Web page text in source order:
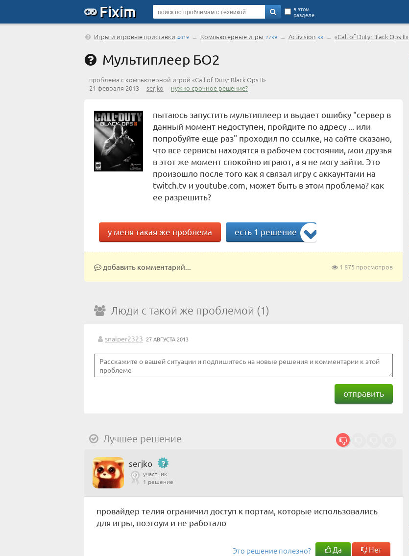
Fixim в этом
разделе
Игры и игровые приставки 4019 → Компьютерные игры 2739 → Activision 38 → «Call of Duty: Black Ops II»
Мультиплеер БО2
проблема с компьютерной игрой «Call of Duty: Black Ops II»
21 февраля 2013 serjko нужно срочное решение?
пытаюсь запустить мультиплеер и выдает ошибку "сервер в
данный момент недоступен, пройдите по адресу ... или
попробуйте еще раз" проходил по ссылке, на сайте сказано,
что все сервисы находятся в рабочем состоянии, мои друзья
в этот же момент спокойно играют, а я не могу зайти. Это
произошло после того как я связал игру с аккаунтами на
twitch.tv и youtube.com, может быть в этом проблема? как
ее разрешить?
у меня такая же проблема есть 1 решение
1 875 просмотров
добавить комментарий...
Люди с такой же проблемой (1)
snaiper2323 27 АВГУСТА 2013
отправить
Лучшее решение
serjko
участник
1 решение
провайдер телия ограничил доступ к портам, которые использовались
для игры, поэтоум и не работало
Это решение полезно? Да Нет